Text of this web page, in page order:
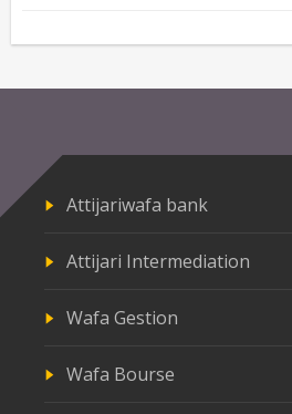
Attijariwafa bank
Attijari Intermediation
Wafa Gestion
Wafa Bourse